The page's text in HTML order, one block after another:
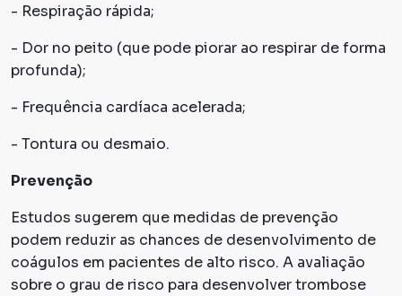
- Respiração rápida;
- Dor no peito (que pode piorar ao respirar de forma
profunda);
- Frequência cardíaca acelerada;
- Tontura ou desmaio.
Prevenção
Estudos sugerem que medidas de prevenção
podem reduzir as chances de desenvolvimento de
coágulos em pacientes de alto risco. A avaliação
sobre o grau de risco para desenvolver trombose